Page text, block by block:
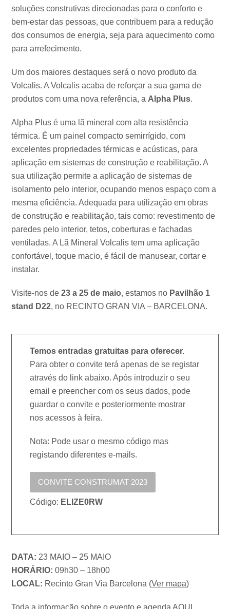
soluções construtivas direcionadas para o conforto e
bem-estar das pessoas, que contribuem para a redução
dos consumos de energia, seja para aquecimento como
para arrefecimento.
Um dos maiores destaques será o novo produto da
Volcalis. A Volcalis acaba de reforçar a sua gama de
produtos com uma nova referência, a Alpha Plus.
Alpha Plus é uma lã mineral com alta resistência
térmica. É um painel compacto semirrígido, com
excelentes propriedades térmicas e acústicas, para
aplicação em sistemas de construção e reabilitação. A
sua utilização permite a aplicação de sistemas de
isolamento pelo interior, ocupando menos espaço com a
mesma eficiência. Adequada para utilização em obras
de construção e reabilitação, tais como: revestimento de
paredes pelo interior, tetos, coberturas e fachadas
ventiladas. A Lã Mineral Volcalis tem uma aplicação
confortável, toque macio, é fácil de manusear, cortar e
instalar.
Visite-nos de23 a 25 de maio, estamos no Pavilhão 1
stand D22, no RECINTO GRAN VIA – BARCELONA.
Temos entradas gratuitas para oferecer.
Para obter o convite terá apenas de se registar
através do link abaixo. Após introduzir o seu
email e preencher com os seus dados, pode
guardar o convite e posteriormente mostrar
nos acessos à feira.
Nota: Pode usar o mesmo código mas
registando diferentes e-mails.
CONVITE CONSTRUMAT 2023
Código: ELIZE0RW
DATA: 23 MAIO – 25 MAIO
HORÁRIO: 09h30 – 18h00
LOCAL: Recinto Gran Via Barcelona (Ver mapa)
Toda a informação sobre o evento e agenda AQUI